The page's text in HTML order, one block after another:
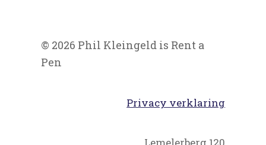
© 2026 Phil Kleingeld is Rent a
Pen
Privacy verklaring